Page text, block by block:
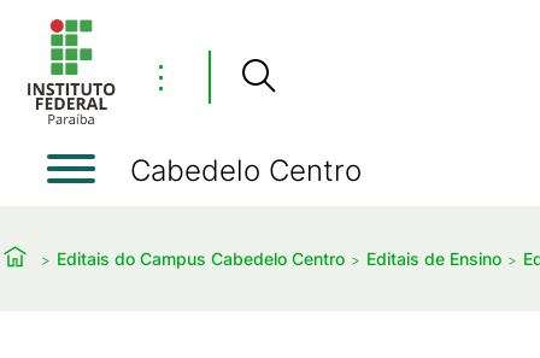
⋮
Cabedelo Centro
Editais do Campus Cabedelo Centro Editais de Ensino